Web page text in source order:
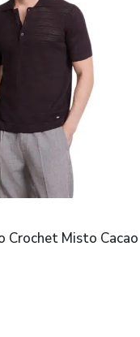
Crochet Misto Cacao